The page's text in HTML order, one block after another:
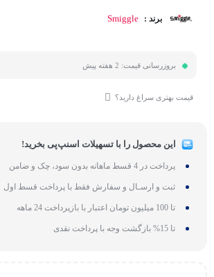
برند : Smiggle
بروزرسانی قیمت: 2 هفته پیش
قیمت بهتری سراغ دارید؟
این محصول را با تسهیلات اسنپ‌پی بخرید!
پرداخت در 4 قسط ماهانه بدون سود، چک و ضامن
ثبت و ارسـال و سفارش فقط با پرداخت قسط اول
تا 100 میلیون تومان اعتبار با بازپرداخت 24 ماهه
تا 15% بازگشت وجه با پرداخت نقدی